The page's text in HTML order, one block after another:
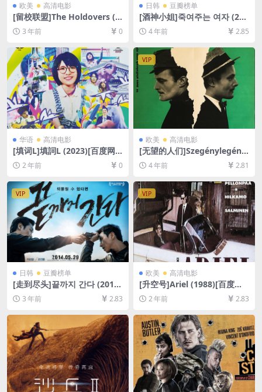
欧美 高清电影
[留校联盟]The Holdovers (2
023)[百度网盘+夸克网盘1080
P超清未删减资源][网盘在线播
放/下载][MP4/8.2GB][中英字
幕]
3 年前 0
日韩 豆瓣榜单
[酒神小姐]죽여주는 여자 (201
6)[百度网盘+迅雷云盘资源10
80P超清未删减][MP4/7GB]
[韩语中字]
4 年前 2.85
华语 高清电影
[填词L]填詞L (2023)[百度网
盘+夸克网盘1080P超清未删
减资源][网盘在线播放/下载]
2 年前 0
VIP
欧美 高清电影
[无望的人们]Szegénylegény
ek (1966)[百度网盘+迅雷云盘
资源1080P超清未删减][MP4/
4 年前 2.81
VIP
日韩 豆瓣榜单
[走到尽头]끝까지 간다 (2014)
[百度网盘+夸克网盘1080P超
清未删减资源][网盘在线播放/
下载][MP4/4.5GB][韩语中字]
3 年前 2.83
VIP
欧美 高清电影
[升空号]Ariel (1988)[百度网
盘+夸克网盘1080P超清未删
减资源][网盘在线播放/下载]
[MP4/4.8GB][中文字幕]
2 年前 2.83